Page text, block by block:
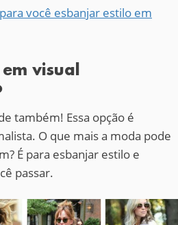
você esbanjar estilo em
visual
também! Essa opção é
O que mais a moda pode
É para esbanjar estilo e
passar.